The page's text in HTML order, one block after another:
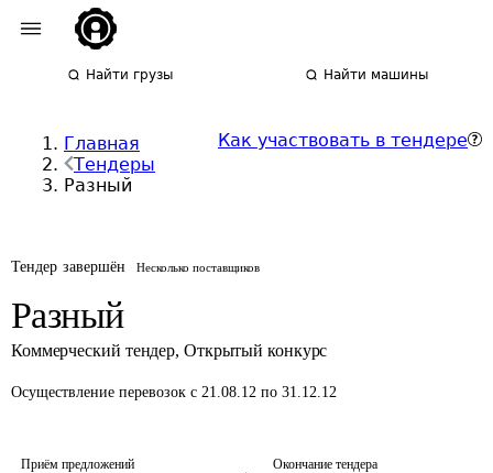
Найти грузы Найти машины
Главная
Тендеры
Разный
Как участвовать в тендере
Тендер завершён Несколько поставщиков
Разный
Коммерческий тендер, Открытый конкурс
Осуществление перевозок с 21.08.12 по 31.12.12
Приём предложений
Окончание тендера